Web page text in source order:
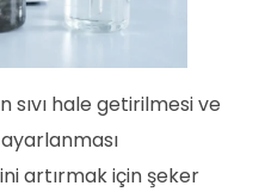
hale getirilmesi ve
artırmak için şeker